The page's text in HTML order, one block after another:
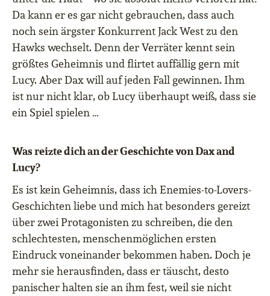
Da kann er es gar nicht gebrauchen, dass auch
noch sein ärgster Konkurrent Jack West zu den
Hawks wechselt. Denn der Verräter kennt sein
größtes Geheimnis und flirtet auffällig gern mit
Lucy. Aber Dax will auf jeden Fall gewinnen. Ihm
ist nur nicht klar, ob Lucy überhaupt weiß, dass sie
ein Spiel spielen …
Was reizte dich an der Geschichte von Dax and
Lucy?
Es ist kein Geheimnis, dass ich Enemies-to-Lovers-
Geschichten liebe und mich hat besonders gereizt
über zwei Protagonisten zu schreiben, die den
schlechtesten, menschenmöglichen ersten
Eindruck voneinander bekommen haben. Doch je
mehr sie herausfinden, dass er täuscht, desto
panischer halten sie an ihm fest, weil sie nicht